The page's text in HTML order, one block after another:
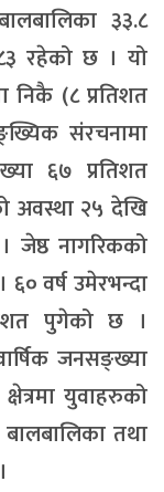
३३.८
रहेको छ । यो
निकै (८ प्रतिशत
संरचनामा
६७ प्रतिशत
अवस्था २५ देखि
जेष्ठ नागरिकको
वर्ष उमेरभन्दा
पुगेको छ ।
जनसङ्ख्या
युवाहरुको
तथा